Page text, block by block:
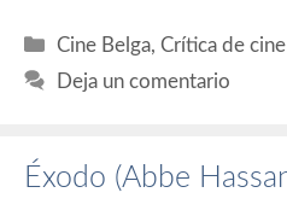
Categorías
Cine Belga,Crítica de cine
Deja un comentario
Éxodo (Abbe